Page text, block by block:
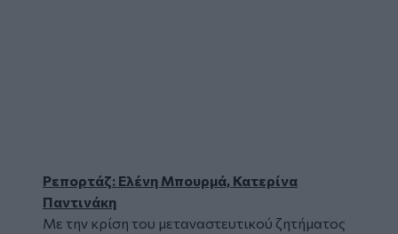
Ρεπορτάζ: Ελένη Μπουρμά, Κατερίνα
Παντινάκη
Με την κρίση του μεταναστευτικού ζητήματος